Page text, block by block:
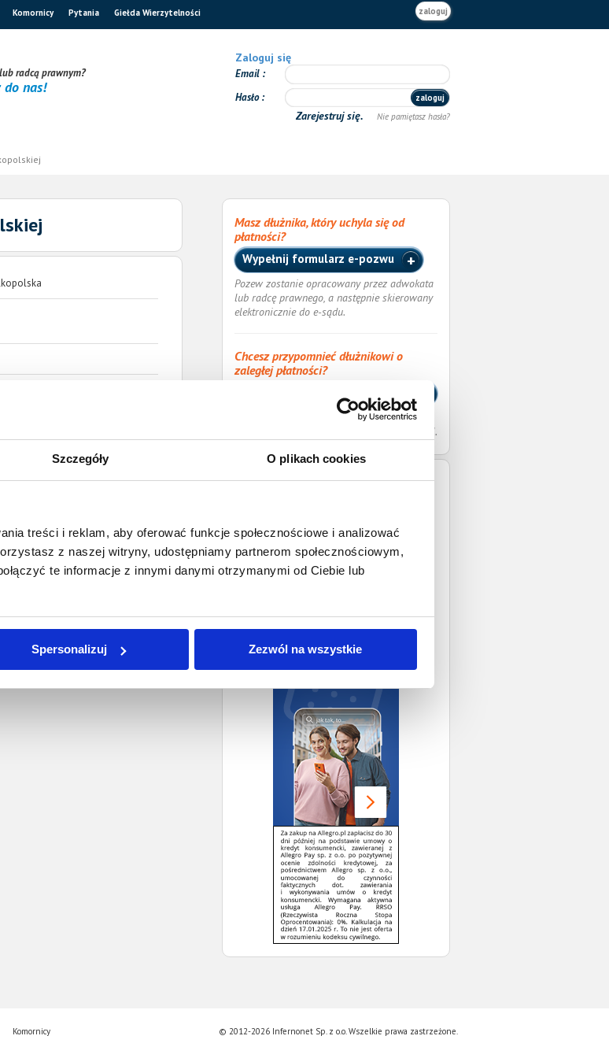
Szczegóły O plikach cookies
treści i reklam, aby oferować funkcje społecznościowe i analizować
z naszej witryny, udostępniamy partnerom społecznościowym,
te informacje z innymi danymi otrzymanymi od Ciebie lub
Spersonalizuj Zezwól na wszystkie
Komornicy Pytania Giełda Wierzytelności zaloguj
radcą prawnym?
do nas!
Zaloguj się
Email
Hasło
zaloguj
Zarejestruj się. Nie pamiętasz hasła?
Masz dłużnika, który uchyla się od
płatności?
Wypełnij formularz e-pozwu
Pozew zostanie opracowany przez adwokata
lub radcę prawnego, a następnie skierowany
elektronicznie do e-sądu.
Chcesz przypomnieć dłużnikowi o
zaległej płatności?
Wypełniony druk wezwania do zapłaty
przyślemy nieodpłatnie na Twój adres e-mail.
Komornicy
© 2012-2026 Infernonet Sp. z o.o. Wszelkie prawa zastrzeżone.